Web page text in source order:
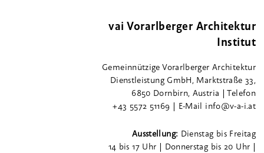
vai Vorarlberger Architektur
Institut
Gemeinnützige Vorarlberger Architektur
Dienstleistung GmbH, Marktstraße 33,
6850 Dornbirn, Austria | Telefon
+43 5572 51169 | E-Mail info@v-a-i.at
Ausstellung: Dienstag bis Freitag
14 bis 17 Uhr | Donnerstag bis 20 Uhr |